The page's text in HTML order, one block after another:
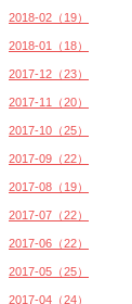
2018-02（19）
2018-01（18）
2017-12（23）
2017-11（20）
2017-10（25）
2017-09（22）
2017-08（19）
2017-07（22）
2017-06（22）
2017-05（25）
2017-04（24）